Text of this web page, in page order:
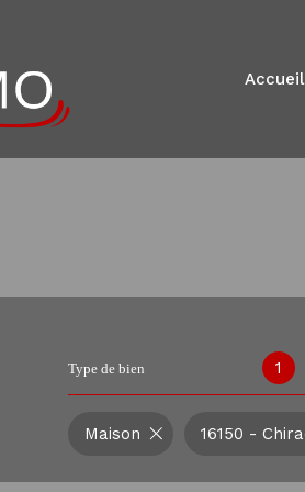
accueil
Type de bien 1
Maison 16150 -